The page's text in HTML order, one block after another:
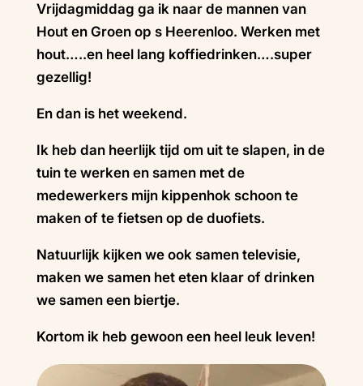
Vrijdagmiddag ga ik naar de mannen van
Hout en Groen op s Heerenloo. Werken met
hout…..en heel lang koffiedrinken….super
gezellig!
En dan is het weekend.
Ik heb dan heerlijk tijd om uit te slapen, in de
tuin te werken en samen met de
medewerkers mijn kippenhok schoon te
maken of te fietsen op de duofiets.
Natuurlijk kijken we ook samen televisie,
maken we samen het eten klaar of drinken
we samen een biertje.
Kortom ik heb gewoon een heel leuk leven!